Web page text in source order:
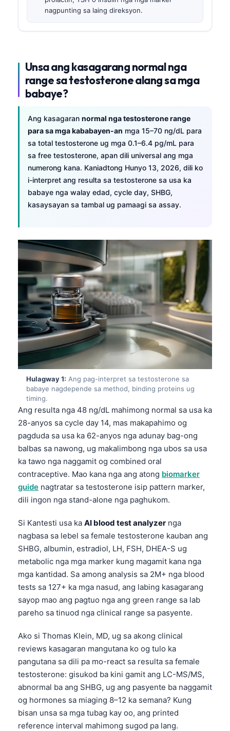
nagpunting sa laing direksyon.
Unsa ang kasagarang normal nga
range sa testosterone alang sa mga
babaye?
Ang kasagaran normal nga testosterone range
para sa mga kababayen-an mga 15–70 ng/dL para
sa total testosterone ug mga 0.1–6.4 pg/mL para
sa free testosterone, apan dili universal ang mga
numerong kana. Kaniadtong Hunyo 13, 2026, dili ko
i-interpret ang resulta sa testosterone sa usa ka
babaye nga walay edad, cycle day, SHBG,
kasaysayan sa tambal ug pamaagi sa assay.
Hulagway 1: Ang pag-interpret sa testosterone sa
babaye nagdepende sa method, binding proteins ug
timing.
Ang resulta nga 48 ng/dL mahimong normal sa usa ka
28-anyos sa cycle day 14, mas makapahimo og
pagduda sa usa ka 62-anyos nga adunay bag-ong
balbas sa nawong, ug makalimbong nga ubos sa usa
ka tawo nga naggamit og combined oral
contraceptive. Mao kana nga ang atong biomarker
guide nagtratar sa testosterone isip pattern marker,
dili ingon nga stand-alone nga paghukom.
Si Kantesti usa ka AI blood test analyzer nga
nagbasa sa lebel sa female testosterone kauban ang
SHBG, albumin, estradiol, LH, FSH, DHEA-S ug
metabolic nga mga marker kung magamit kana nga
mga kantidad. Sa among analysis sa 2M+ nga blood
tests sa 127+ ka mga nasud, ang labing kasagarang
sayop mao ang pagtuo nga ang green range sa lab
pareho sa tinuod nga clinical range sa pasyente.
Ako si Thomas Klein, MD, ug sa akong clinical
reviews kasagaran mangutana ko og tulo ka
pangutana sa dili pa mo-react sa resulta sa female
testosterone: gisukod ba kini gamit ang LC-MS/MS,
abnormal ba ang SHBG, ug ang pasyente ba naggamit
og hormones sa miaging 8–12 ka semana? Kung
bisan unsa sa mga tubag kay oo, ang printed
reference interval mahimong sugod pa lang.